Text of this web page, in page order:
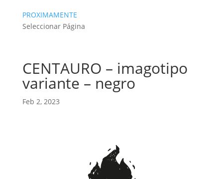
PROXIMAMENTE
Seleccionar Página
CENTAURO – imagotipo
variante – negro
Feb 2, 2023